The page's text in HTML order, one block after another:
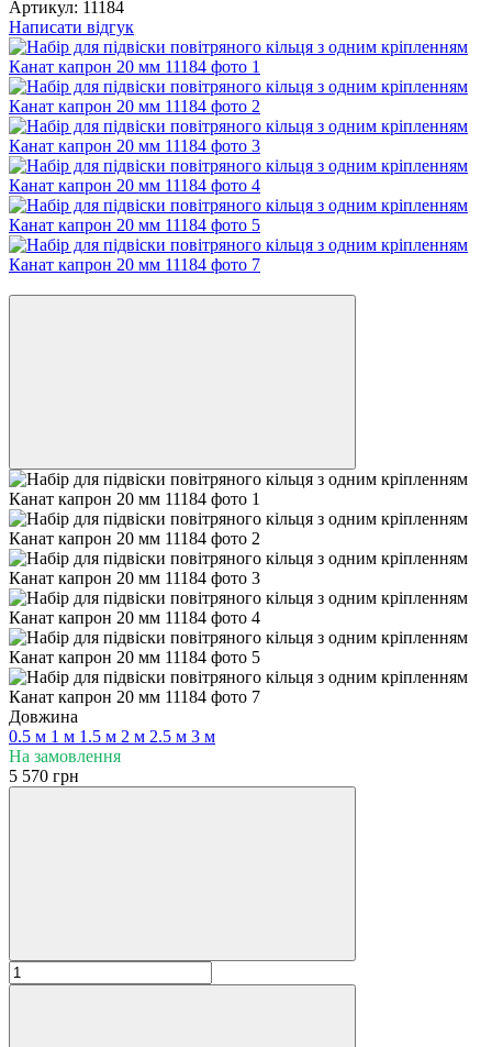
Артикул: 11184
Написати відгук
Довжина
0.5 м 1 м 1.5 м 2 м 2.5 м 3 м
На замовлення
5 570 грн